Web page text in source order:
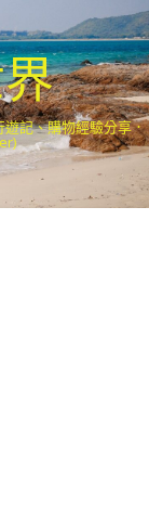
記、購物經驗分享．